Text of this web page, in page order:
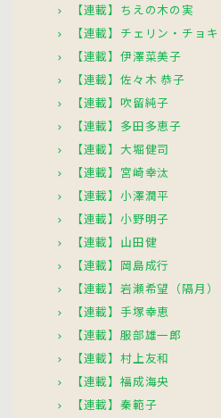
【連載】ちえの木の実
【連載】チェリン・チョキ
【連載】伊澤菜美子
【連載】佐々木 恭子
【連載】吹留純子
【連載】多田多恵子
【連載】大堀健司
【連載】宮崎幸汰
【連載】小澤潤平
【連載】小野明子
【連載】山田健
【連載】岡島成行
【連載】岩瀬希望（隔月）
【連載】手塚幸恵
【連載】服部雄一郎
【連載】村上友和
【連載】福成海央
【連載】秦範子